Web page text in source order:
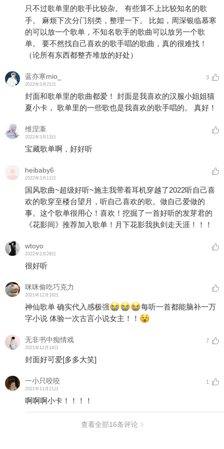
只不过歌单里的歌手比较杂。 有些算不上比较知名的歌
手。 麻烦下次分门别类，整理一下。 比如，周深银临慕寒
的可以放一个歌单，不知名歌手的歌曲可以放另一个歌
单。 要不然找自己喜欢的歌手唱的歌曲，真的很难找！
（论所有东西都整齐堆放的好处）
蓝亦寒mio_
2022年3月21日
3
封面和歌单里的歌曲都爱！ 封面是我喜欢的汉服小姐姐猫
夏小卡， 歌单里的一些歌也是我喜欢的歌手唱的。 真好！
维涅澌
2022年3月13日
宝藏歌单啊，好好听
heibaby6
2022年3月11日
国风歌曲~超级好听~施主我带着耳机穿越了2022听自己喜
欢的歌穿至楼台望月，听自己喜欢的歌。做自己爱做的
事。这个歌单很用心！喜欢！挖掘了一首好听的发芽君的
《花影间》推荐加入歌单！月下花影我执剑走天涯！！！
wtoyo
2022年2月28日
很好听
咪咪偷吃巧克力
2021年12月18日
神仙歌单 确实代入感极强
每听一首都能脑补一万
字小说 体验一次古言小说女主！！
无非书中痴情戏
2021年12月14日
7
封面好可爱[多多大笑]
一小只咬咬
2021年11月21日
1
啊啊啊小卡！！！！
查看全部16条评论